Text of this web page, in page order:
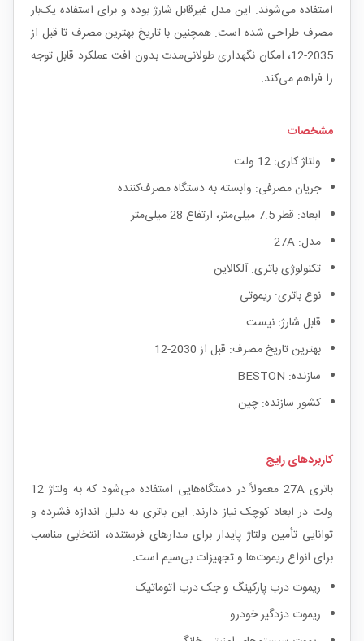
استفاده می‌شوند. این مدل غیرقابل شارژ بوده و برای استفاده یک‌بار
مصرف طراحی شده است. همچنین با تاریخ بهترین مصرف تا قبل از
2035-12، امکان نگهداری طولانی‌مدت بدون افت عملکرد قابل توجه
را فراهم می‌کند.
مشخصات
ولتاژ کاری: 12 ولت
جریان مصرفی: وابسته به دستگاه مصرف‌کننده
ابعاد: قطر 7.5 میلی‌متر، ارتفاع 28 میلی‌متر
مدل: 27A
تکنولوژی باتری: آلکالاین
نوع باتری: ریموتی
قابل شارژ: نیست
بهترین تاریخ مصرف: قبل از 2030-12
سازنده: BESTON
کشور سازنده: چین
کاربردهای رایج
باتری 27A معمولاً در دستگاه‌هایی استفاده می‌شود که به ولتاژ 12
ولت در ابعاد کوچک نیاز دارند. این باتری به دلیل اندازه فشرده و
توانایی تأمین ولتاژ پایدار برای مدارهای فرستنده، انتخابی مناسب
برای انواع ریموت‌ها و تجهیزات بی‌سیم است.
ریموت درب پارکینگ و جک درب اتوماتیک
ریموت دزدگیر خودرو